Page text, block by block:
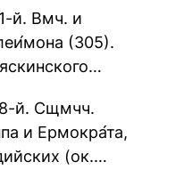
й. Вмч. и
(305).
Христа
8-й. Сщмчч.
и Ермокра́та,
(ок.